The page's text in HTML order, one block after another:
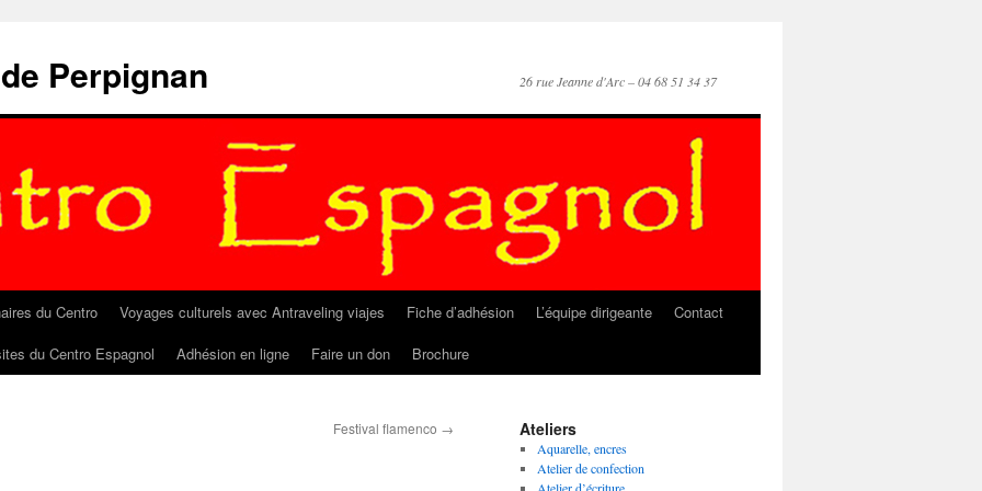
Perpignan 26 rue Jeanne d'Arc – 04 68 51 34 37
du Centro Voyages culturels avec Antraveling viajes Fiche d’adhésion L’équipe dirigeante
Contact
du Centro Espagnol Adhésion en ligne Faire un don Brochure
Festival flamenco → Ateliers
Aquarelle, encres
Atelier de confection